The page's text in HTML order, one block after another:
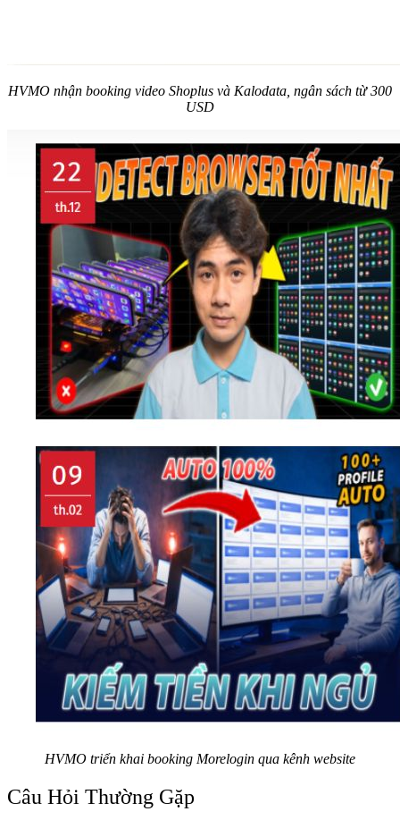
HVMO nhận booking video Shoplus và Kalodata, ngân sách từ 300
USD
HVMO triển khai booking Morelogin qua kênh website
Câu Hỏi Thường Gặp